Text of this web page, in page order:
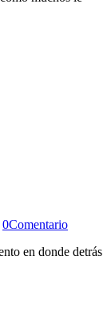
0Comentario